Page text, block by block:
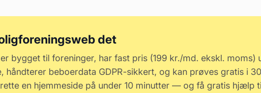
det
bygget til foreninger, har fast pris (199 kr./md. ekskl. moms)
håndterer beboerdata GDPR-sikkert, og kan prøves gratis i
en hjemmeside på under 10 minutter — og få gratis hjælp